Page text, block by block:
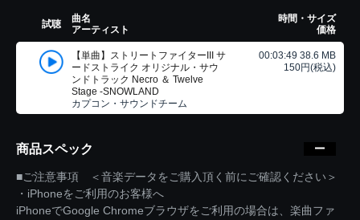
試聴
曲名
アーティスト
時間・サイズ
価格
【単曲】ストリートファイターIII サ
ードストライク オリジナル・サウ
ンドトラック Necro ＆ Twelve
Stage -SNOWLAND
カプコン・サウンドチーム
00:03:49 38.6 MB
150円(税込)
商品スペック
■ご注意事項 ＜音楽データをご購入頂く前にご確認ください＞
・iPhoneをご利用のお客様へ
iPhoneでGoogle Chromeブラウザをご利用の場合は、楽曲ファ